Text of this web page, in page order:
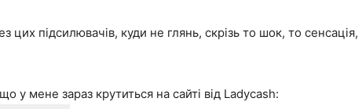
цих підсилювачів, куди не глянь, скрізь то шок, то сенсація,
у мене зараз крутиться на сайті від Ladycash: